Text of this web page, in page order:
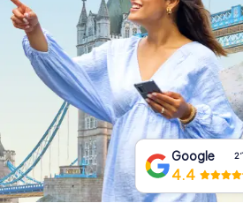
Tickets
Gutscheine
Google
4.4